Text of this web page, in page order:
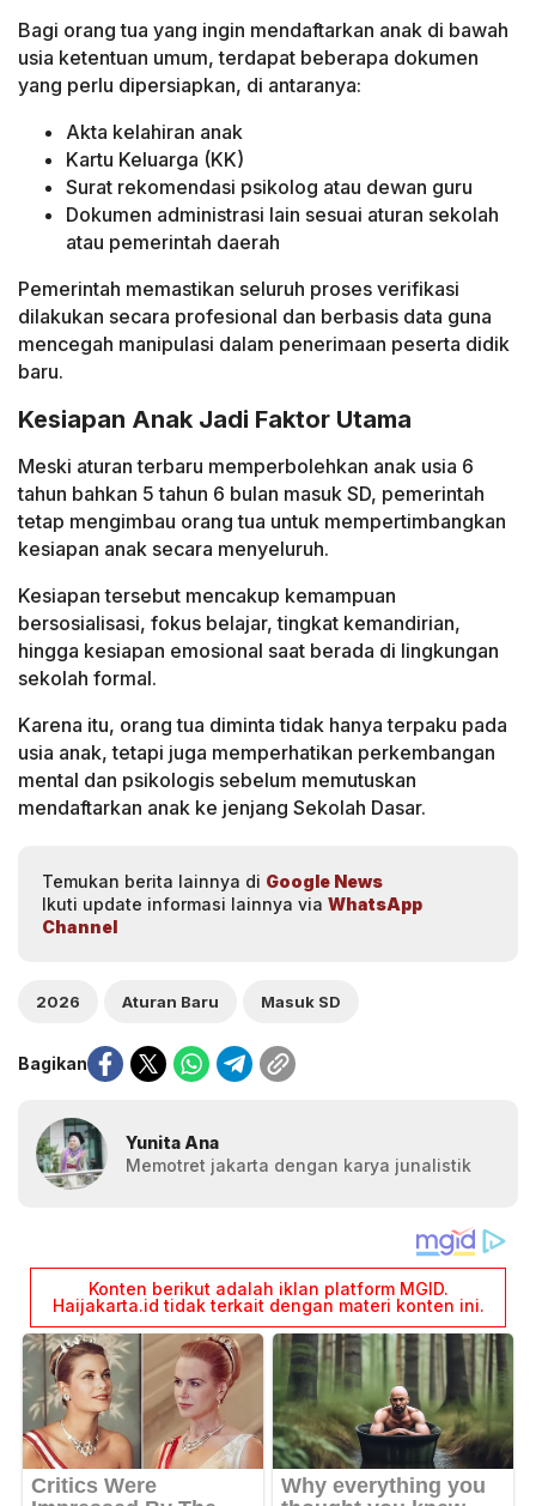
Bagi orang tua yang ingin mendaftarkan anak di bawah
usia ketentuan umum, terdapat beberapa dokumen
yang perlu dipersiapkan, di antaranya:
Akta kelahiran anak
Kartu Keluarga (KK)
Surat rekomendasi psikolog atau dewan guru
Dokumen administrasi lain sesuai aturan sekolah
atau pemerintah daerah
Pemerintah memastikan seluruh proses verifikasi
dilakukan secara profesional dan berbasis data guna
mencegah manipulasi dalam penerimaan peserta didik
baru.
Kesiapan Anak Jadi Faktor Utama
Meski aturan terbaru memperbolehkan anak usia 6
tahun bahkan 5 tahun 6 bulan masuk SD, pemerintah
tetap mengimbau orang tua untuk mempertimbangkan
kesiapan anak secara menyeluruh.
Kesiapan tersebut mencakup kemampuan
bersosialisasi, fokus belajar, tingkat kemandirian,
hingga kesiapan emosional saat berada di lingkungan
sekolah formal.
Karena itu, orang tua diminta tidak hanya terpaku pada
usia anak, tetapi juga memperhatikan perkembangan
mental dan psikologis sebelum memutuskan
mendaftarkan anak ke jenjang Sekolah Dasar.
Temukan berita lainnya di Google News
Ikuti update informasi lainnya via WhatsApp
Channel
2026 Aturan Baru Masuk SD
Bagikan
Yunita Ana
Memotret jakarta dengan karya junalistik